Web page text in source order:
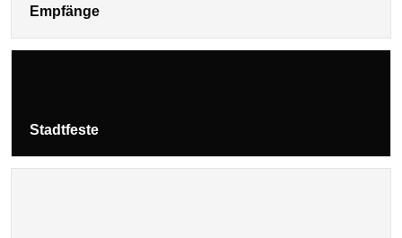
Empfänge
Stadtfeste